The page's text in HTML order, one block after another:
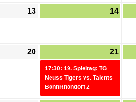
13 14
20 21
17:30: 19. Spieltag: TG
Neuss Tigers vs. Talents
BonnRhöndorf 2